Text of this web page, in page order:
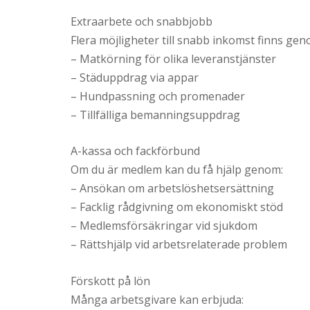
Extraarbete och snabbjobb
Flera möjligheter till snabb inkomst finns
– Matkörning för olika leveranstjänster
– Städuppdrag via appar
– Hundpassning och promenader
– Tillfälliga bemanningsuppdrag
A-kassa och fackförbund
Om du är medlem kan du få hjälp genom:
– Ansökan om arbetslöshetsersättning
– Facklig rådgivning om ekonomiskt stöd
– Medlemsförsäkringar vid sjukdom
– Rättshjälp vid arbetsrelaterade problem
Förskott på lön
Många arbetsgivare kan erbjuda: